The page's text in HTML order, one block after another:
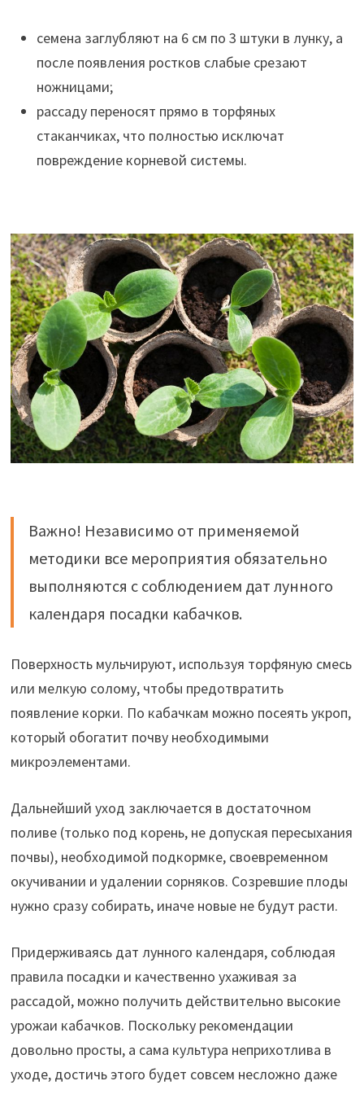
семена заглубляют на 6 см по 3 штуки в лунку, а
после появления ростков слабые срезают
ножницами;
рассаду переносят прямо в торфяных
стаканчиках, что полностью исключат
повреждение корневой системы.
Важно! Независимо от применяемой
методики все мероприятия обязательно
выполняются с соблюдением дат лунного
календаря посадки кабачков.
Поверхность мульчируют, используя торфяную смесь
или мелкую солому, чтобы предотвратить
появление корки. По кабачкам можно посеять укроп,
который обогатит почву необходимыми
микроэлементами.
Дальнейший уход заключается в достаточном
поливе (только под корень, не допуская пересыхания
почвы), необходимой подкормке, своевременном
окучивании и удалении сорняков. Созревшие плоды
нужно сразу собирать, иначе новые не будут расти.
Придерживаясь дат лунного календаря, соблюдая
правила посадки и качественно ухаживая за
рассадой, можно получить действительно высокие
урожаи кабачков. Поскольку рекомендации
довольно просты, а сама культура неприхотлива в
уходе, достичь этого будет совсем несложно даже